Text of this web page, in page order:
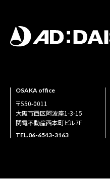
OSAKA office
〒550-0011
大阪市西区阿波座1-3-15
関電不動産西本町ビル7F
TEL.06-6543-3163